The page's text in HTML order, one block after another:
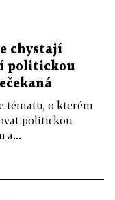
chystají
politickou
tématu, o kterém
politickou
a...